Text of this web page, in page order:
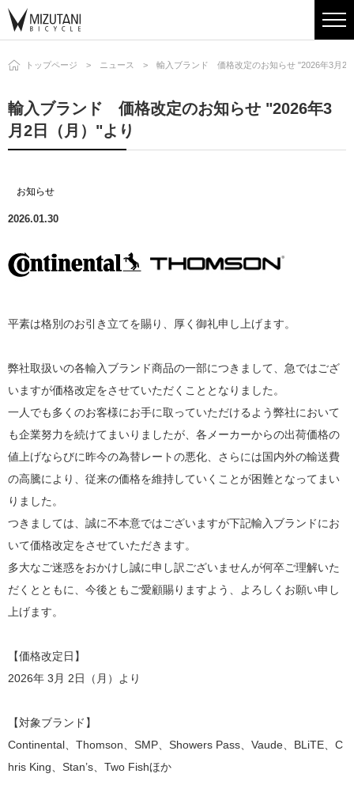
トップページ ニュース 輸入ブランド 価格改定のお知らせ "2026年3月2
輸入ブランド 価格改定のお知らせ "2026年3
月2日（月）"より
お知らせ
2026.01.30
平素は格別のお引き立てを賜り、厚く御礼申し上げます。
弊社取扱いの各輸入ブランド商品の一部につきまして、急ではござ
いますが価格改定をさせていただくこととなりました。
一人でも多くのお客様にお手に取っていただけるよう弊社において
も企業努力を続けてまいりましたが、各メーカーからの出荷価格の
値上げならびに昨今の為替レートの悪化、さらには国内外の輸送費
の高騰により、従来の価格を維持していくことが困難となってまい
りました。
つきましては、誠に不本意ではございますが下記輸入ブランドにお
いて価格改定をさせていただきます。
多大なご迷惑をおかけし誠に申し訳ございませんが何卒ご理解いた
だくとともに、今後ともご愛顧賜りますよう、よろしくお願い申し
上げます。
【価格改定日】
2026年 3月 2日（月）より
【対象ブランド】
Continental、Thomson、SMP、Showers Pass、Vaude、BLiTE、C
hris King、Stan’s、Two Fishほか